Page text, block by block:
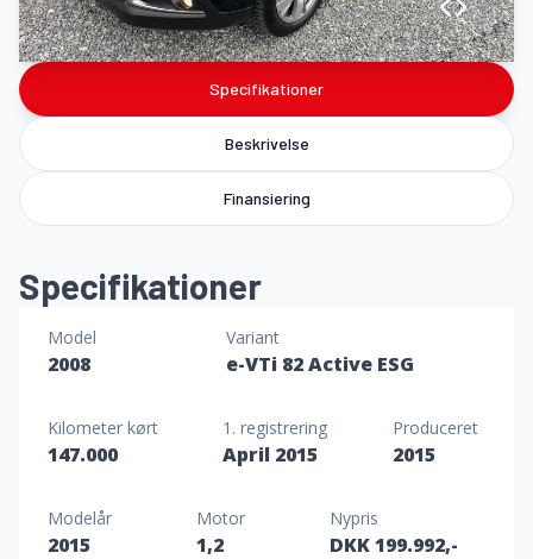
Specifikationer
Beskrivelse
Finansiering
Specifikationer
Model
2008
Variant
e-VTi 82 Active ESG
Kilometer kørt
147.000
1. registrering
April 2015
Produceret
2015
Modelår
2015
Motor
1,2
Nypris
DKK 199.992,-